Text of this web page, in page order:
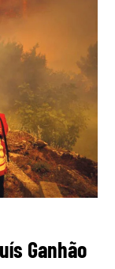
Ganhão